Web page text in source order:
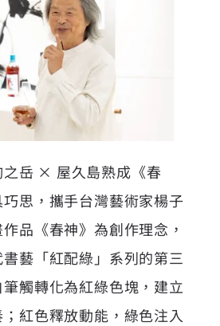
之岳 × 屋久島熟成《春
思，攜手台灣藝術家楊子
品《春神》為創作理念，
藝「紅配綠」系列的第三
觸轉化為紅綠色塊，建立
紅色釋放動能，綠色注入